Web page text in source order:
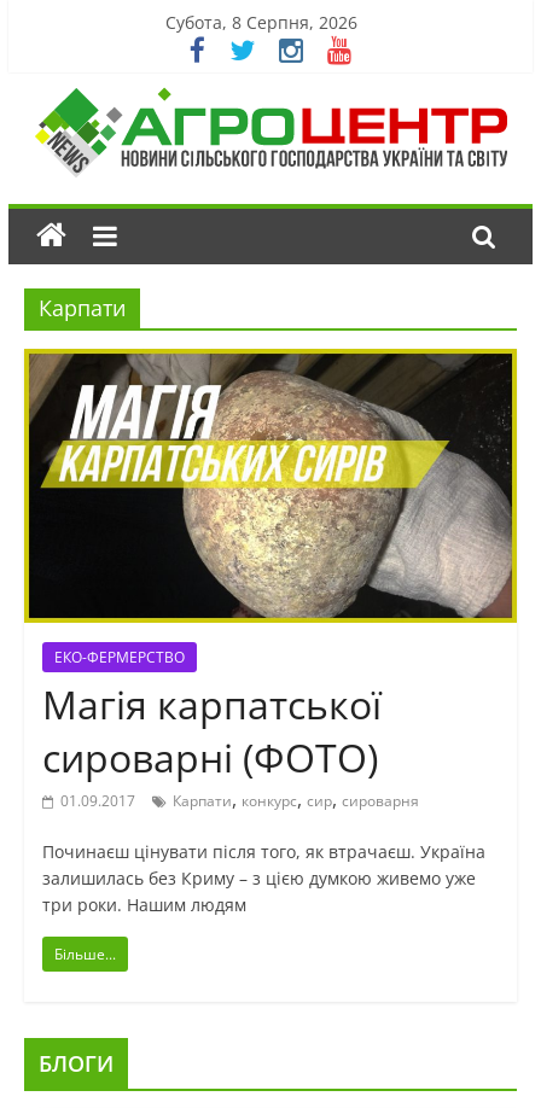
Субота, 8 Серпня, 2026
Карпати
ЕКО-ФЕРМЕРСТВО
Магія карпатської
сироварні (ФОТО)
01.09.2017 Карпати, конкурс, сир, сироварня
Починаєш цінувати після того, як втрачаєш. Україна
залишилась без Криму – з цією думкою живемо уже
три роки. Нашим людям
Більше...
БЛОГИ